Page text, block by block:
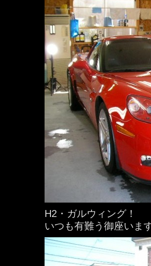
H2・ガルウィング！
いつも有難う御座いま